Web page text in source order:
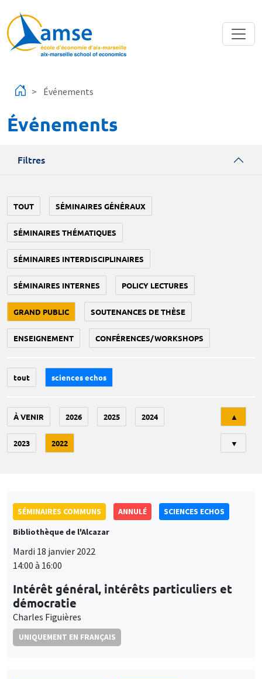
Événements
Événements
Filtres
TOUT SÉMINAIRES GÉNÉRAUX
SÉMINAIRES THÉMATIQUES
SÉMINAIRES INTERDISCIPLINAIRES
SÉMINAIRES INTERNES POLICY LECTURES
GRAND PUBLIC SOUTENANCES DE THÈSE
ENSEIGNEMENT CONFÉRENCES/WORKSHOPS
tout sciences echos
À VENIR 2026 2025 2024
2023 2022
▲
▼
SÉMINAIRES COMMUNS ANNULÉ
SCIENCES ECHOS
Bibliothèque de l'Alcazar
Mardi 18 janvier 2022
14:00 à 16:00
Intérêt général, intérêts particuliers et
démocratie
Charles Figuières
UNIQUEMENT EN FRANÇAIS